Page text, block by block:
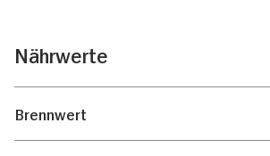
Nährwerte
Brennwert